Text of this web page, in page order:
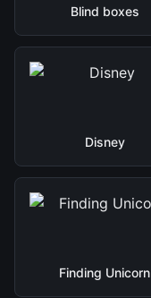
Blind boxes
Disney
Finding Unicorn